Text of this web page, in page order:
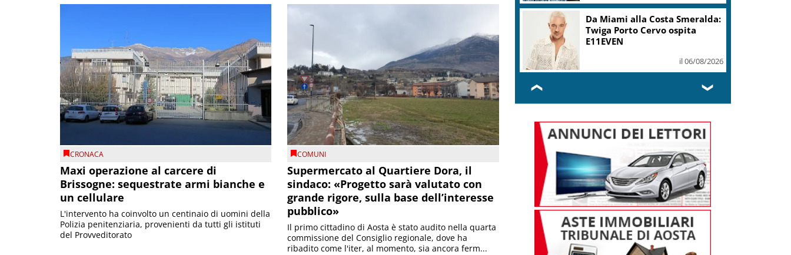
CRONACA
Maxi operazione al carcere di
Brissogne: sequestrate armi bianche e
un cellulare
L'intervento ha coinvolto un centinaio di uomini della
Polizia penitenziaria, provenienti da tutti gli istituti
del Provveditorato
COMUNI
Supermercato al Quartiere Dora, il
sindaco: «Progetto sarà valutato con
grande rigore, sulla base dell’interesse
pubblico»
Il primo cittadino di Aosta è stato audito nella quarta
commissione del Consiglio regionale, dove ha
ribadito come l'iter, al momento, sia ancora ferm...
Da Miami alla Costa Smeralda:
Twiga Porto Cervo ospita
E11EVEN
il 06/08/2026
❮ ❯